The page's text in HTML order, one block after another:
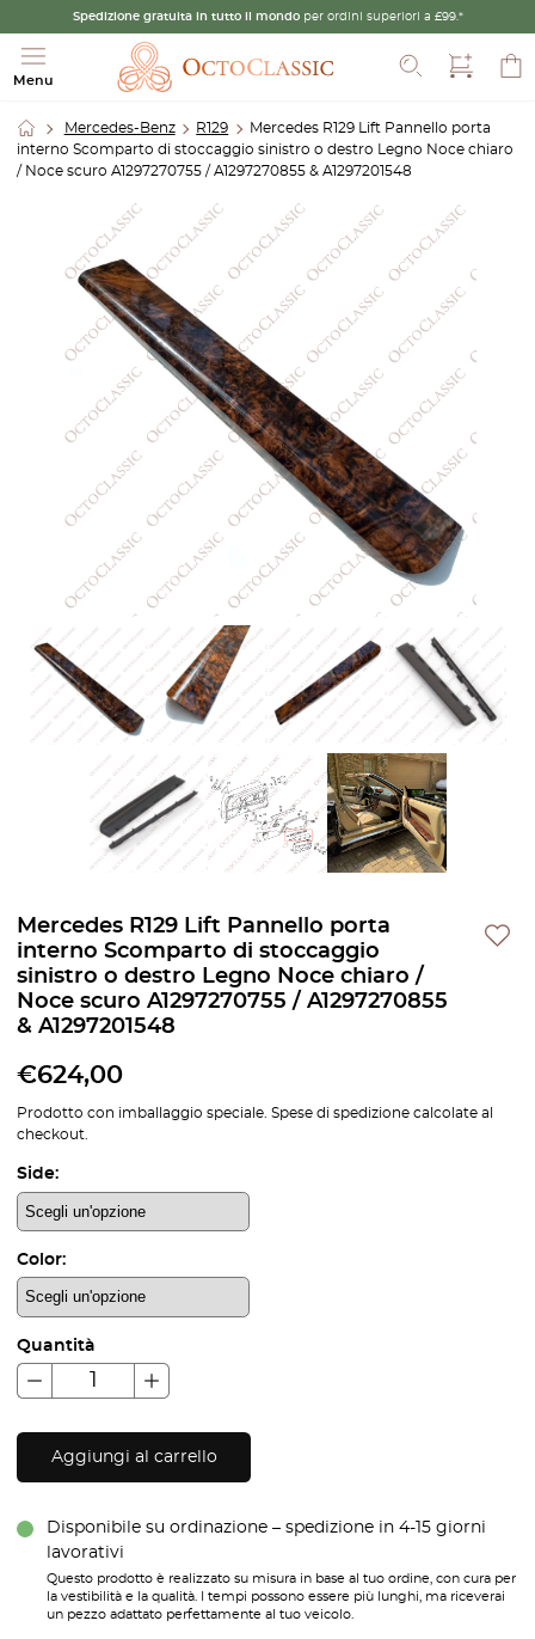
Spedizione gratuita in tutto il mondo per ordini superiori a £99.*
Menu
Cerca
Mercedes-Benz R129
Mercedes R129 Lift Pannello porta
interno Scomparto di stoccaggio sinistro o destro Legno Noce chiaro
/ Noce scuro A1297270755 / A1297270855 & A1297201548
Mercedes R129 Lift Pannello porta
interno Scomparto di stoccaggio
sinistro o destro Legno Noce chiaro /
Noce scuro A1297270755 / A1297270855
& A1297201548
€624,00
Prodotto con imballaggio speciale. Spese di spedizione calcolate al
checkout.
Side:
Color:
Quantità
Aggiungi al carrello
Disponibile su ordinazione – spedizione in 4-15 giorni
lavorativi
Questo prodotto è realizzato su misura in base al tuo ordine, con cura per
la vestibilità e la qualità. I tempi possono essere più lunghi, ma riceverai
un pezzo adattato perfettamente al tuo veicolo.